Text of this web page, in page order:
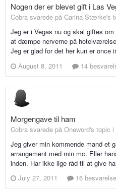
Nogen der er blevet gift i Las
Cobra svarede på Carina Stærke's
Jeg er i Vegas nu og skal giftes
at dæmpe nerverne på
Jeg er glad for det her kun er once
August 8, 2011
14
Morgengave til ham
Cobra svarede på Oneword's topic i
Jeg giver min kommende mand et
arrangement med min mc. Eller
inden. Har ikke lige råd til at give
July 27, 2011
16